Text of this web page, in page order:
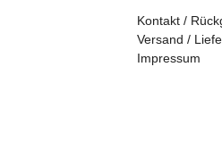
Kontakt /
Versand /
Impressum